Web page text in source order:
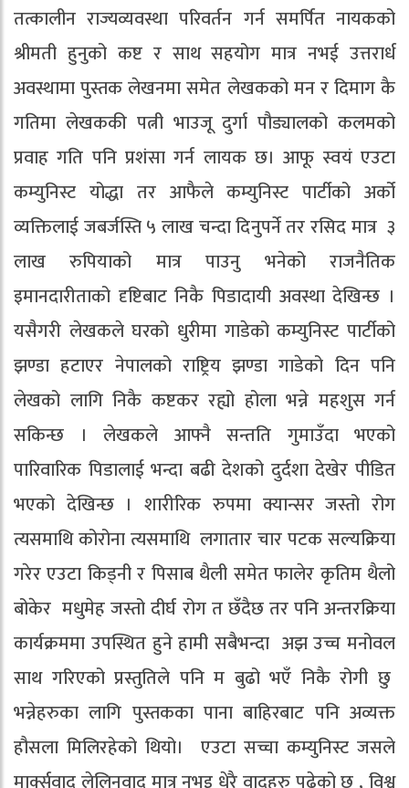
तत्कालीन राज्यव्यवस्था परिवर्तन गर्न समर्पित नायकको
श्रीमती हुनुको कष्ट र साथ सहयोग मात्र नभई उत्तरार्ध
अवस्थामा पुस्तक लेखनमा समेत लेखकको मन र दिमाग कै
गतिमा लेखककी पत्नी भाउजू दुर्गा पौड्यालको कलमको
प्रवाह गति पनि प्रशंसा गर्न लायक छ। आफू स्वयं एउटा
कम्युनिस्ट योद्धा तर आफैले कम्युनिस्ट पार्टीको अर्को
व्यक्तिलाई जबर्जस्ति ५ लाख चन्दा दिनुपर्ने तर रसिद मात्र ३
लाख रुपियाको मात्र पाउनु भनेको राजनैतिक
इमानदारीताको दृष्टिबाट निकै पिडादायी अवस्था देखिन्छ ।
यसैगरी लेखकले घरको धुरीमा गाडेको कम्युनिस्ट पार्टीको
झण्डा हटाएर नेपालको राष्ट्रिय झण्डा गाडेको दिन पनि
लेखको लागि निकै कष्टकर रह्यो होला भन्ने महशुस गर्न
सकिन्छ । लेखकले आफ्नै सन्तति गुमाउँदा भएको
पारिवारिक पिडालाई भन्दा बढी देशको दुर्दशा देखेर पीडित
भएको देखिन्छ । शारीरिक रुपमा क्यान्सर जस्तो रोग
त्यसमाथि कोरोना त्यसमाथि लगातार चार पटक सल्यक्रिया
गरेर एउटा किड्नी र पिसाब थैली समेत फालेर कृतिम थैलो
बोकेर मधुमेह जस्तो दीर्घ रोग त छँदैछ तर पनि अन्तरक्रिया
कार्यक्रममा उपस्थित हुने हामी सबैभन्दा अझ उच्च मनोवल
साथ गरिएको प्रस्तुतिले पनि म बुढो भएँ निकै रोगी छु
भन्नेहरुका लागि पुस्तकका पाना बाहिरबाट पनि अव्यक्त
हौसला मिलिरहेको थियो। एउटा सच्चा कम्युनिस्ट जसले